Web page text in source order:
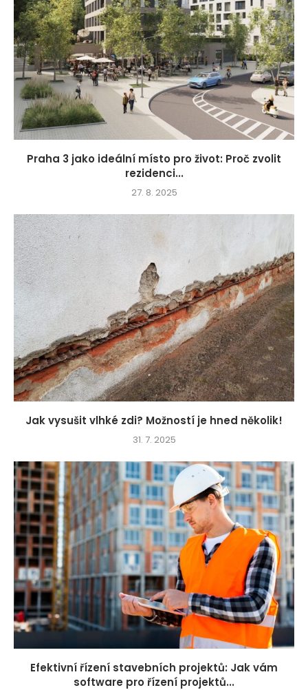
Praha 3 jako ideální místo pro život: Proč zvolit
rezidenci...
27. 8. 2025
Jak vysušit vlhké zdi? Možností je hned několik!
31. 7. 2025
Efektivní řízení stavebních projektů: Jak vám
software pro řízení projektů...